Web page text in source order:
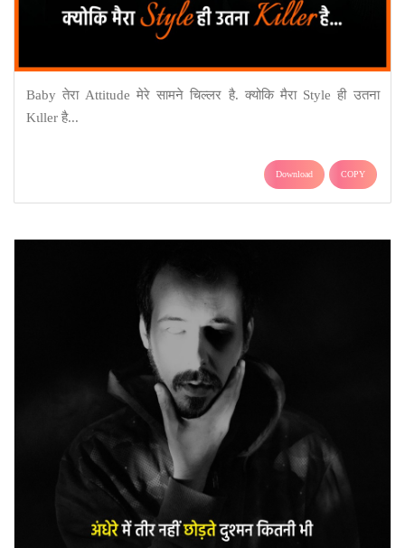
Baby तेरा Attitude मेरे सामने ‎चिल्लर है. क्योकि मैरा Style ही उतना
‎Kιller है...
Download COPY